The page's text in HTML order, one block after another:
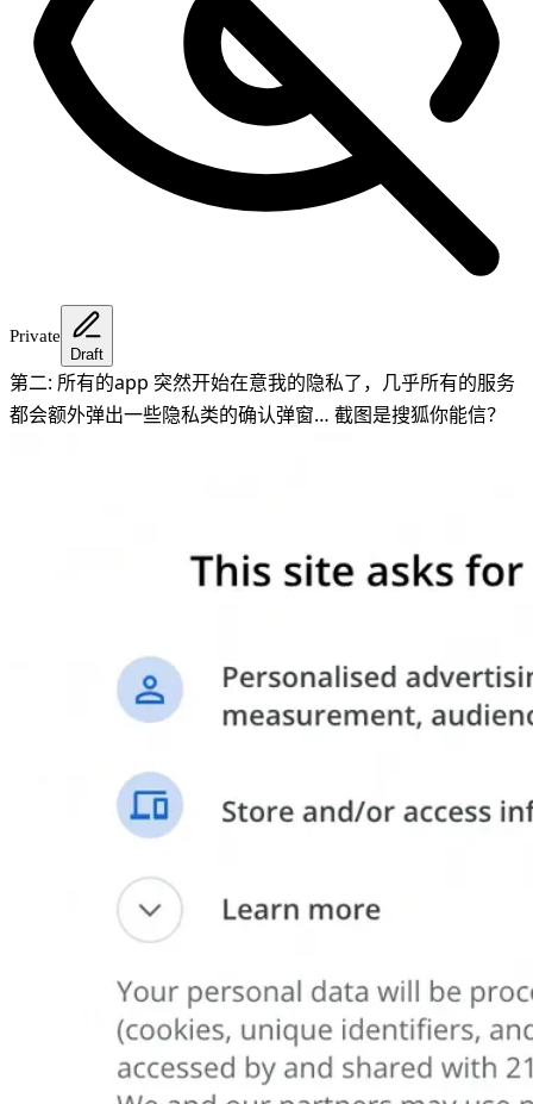
Private
Draft
第二: 所有的app 突然开始在意我的隐私了，几乎所有的服务
都会额外弹出一些隐私类的确认弹窗… 截图是搜狐你能信？